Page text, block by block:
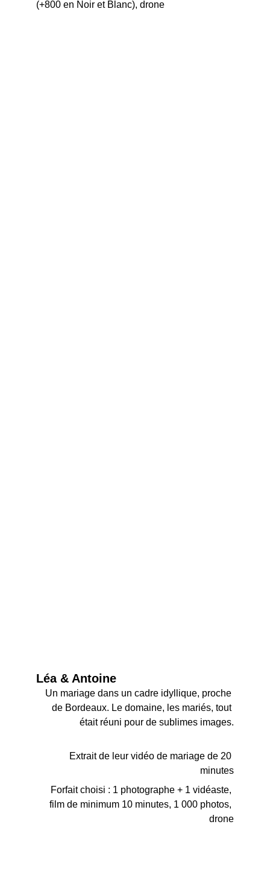
(+800 en Noir et Blanc), drone
Léa & Antoine
Un mariage dans un cadre idyllique, proche
de Bordeaux. Le domaine, les mariés, tout
était réuni pour de sublimes images.
Extrait de leur vidéo de mariage de 20
minutes
Forfait choisi : 1 photographe + 1 vidéaste,
film de minimum 10 minutes, 1 000 photos,
drone